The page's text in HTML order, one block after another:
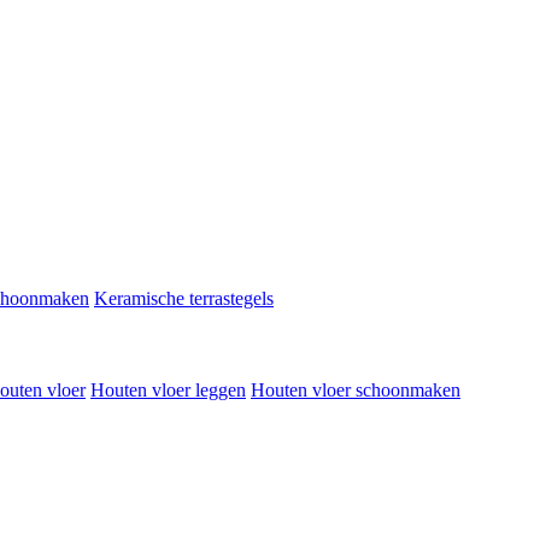
Keramische terrastegels
vloer Houten vloer leggen Houten vloer schoonmaken